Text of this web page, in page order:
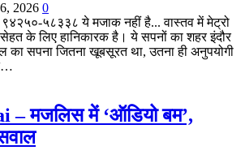
2026 0
९४२५०-५८३३८ ये मजाक नहीं है... वास्तव में मेट्रो
के लिए हानिकारक है। ये सपनों का शहर इंदौर
का सपना जितना खूबसूरत था, उतना ही अनुपयोगी
– मजलिस में ‘ऑडियो बम’,